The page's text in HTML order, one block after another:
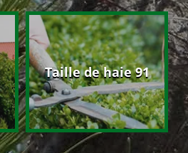
Taille de haie 91